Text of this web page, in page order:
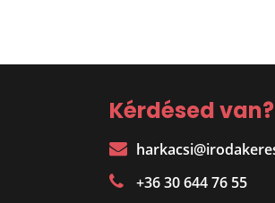
Kérdésed van?
+36 30 644 76 55